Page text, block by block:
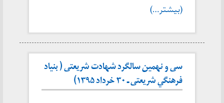
(بیشتر…)
سی و نهمین سالگرد شهادت شریعتی ( بنياد
فرهنگي شريعتی ـ ۳۰ خرداد ۱۳۹۵)